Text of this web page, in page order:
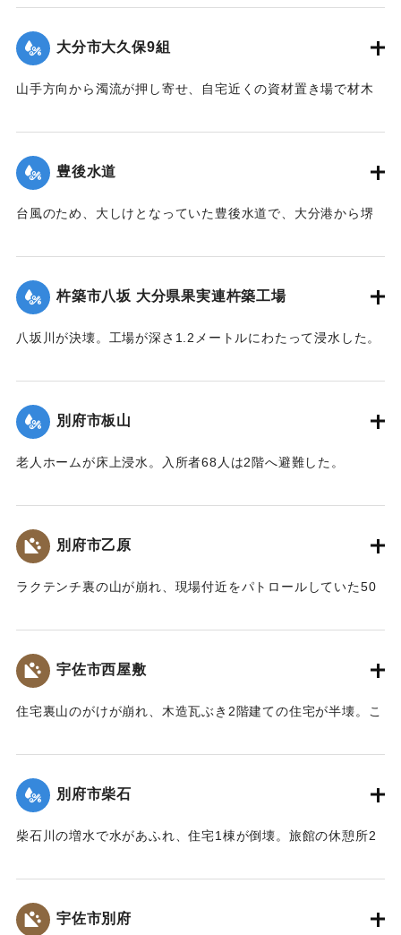
はさまれ右足を骨折するなど重傷を負った。
【出典：大分合同新聞 1976年9月11日夕刊7面】
｜固有コード:00857018
大分市大久保9組
山手方向から濁流が押し寄せ、自宅近くの資材置き場で材木
に数メートル押し流された。男性は材木に足をはさまれ、左
足を骨折。全治3ヶ月の大けがを負った（10日後に死亡し
た）。
【出典：大分合同新聞 1976年9月11日夕刊7面】
豊後水道
台風のため、大しけとなっていた豊後水道で、大分港から堺
中央部で２つに折れ海中に沈める形となり航行不能になっ
た。乗組員62人は4隻のボートに分乗して避難。近くを航行し
ていたタンカーなどに救助された。
【出典：大分合同新聞 1976年9月12日朝刊1面】
杵築市八坂 大分県果実連杵築工場
八坂川が決壊。工場が深さ1.2メートルにわたって浸水した。
になり約2億円の被害となった。
【出典：大分合同新聞 1976年9月14日朝刊9面】
｜固有コード: 00857021
別府市板山
老人ホームが床上浸水。入所者68人は2階へ避難した。
｜固有コード: 00857014
別府市乙原
ラクテンチ裏の山が崩れ、現場付近をパトロールしていた50
が、全身を打ち1週間のけがを負った。
【出典：大分合同新聞 1976年9月11日朝刊11面】
｜固有コード: 00857015
宇佐市西屋敷
住宅裏山のがけが崩れ、木造瓦ぶき2階建ての住宅が半壊。こ
た。
【出典：大分合同新聞 1976年9月11日朝刊11面】
｜固有コード:00857016
別府市柴石
柴石川の増水で水があふれ、住宅1棟が倒壊。旅館の休憩所2
た。
【出典：大分合同新聞 1976年9月11日夕刊7面】
宇佐市別府